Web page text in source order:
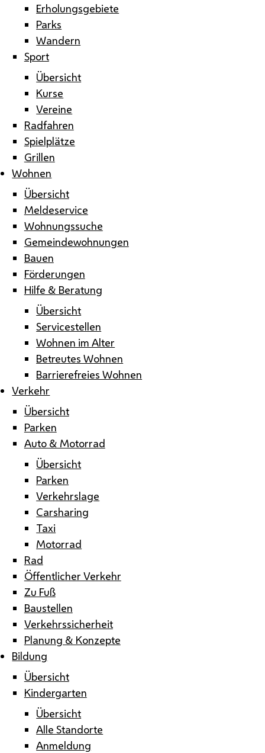
Erholungsgebiete
Parks
Wandern
Sport
Übersicht
Kurse
Vereine
Radfahren
Spielplätze
Grillen
Wohnen
Übersicht
Meldeservice
Wohnungssuche
Gemeindewohnungen
Bauen
Förderungen
Hilfe & Beratung
Übersicht
Servicestellen
Wohnen im Alter
Betreutes Wohnen
Barrierefreies Wohnen
Verkehr
Übersicht
Parken
Auto & Motorrad
Übersicht
Parken
Verkehrslage
Carsharing
Taxi
Motorrad
Rad
Öffentlicher Verkehr
Zu Fuß
Baustellen
Verkehrssicherheit
Planung & Konzepte
Bildung
Übersicht
Kindergarten
Übersicht
Alle Standorte
Anmeldung